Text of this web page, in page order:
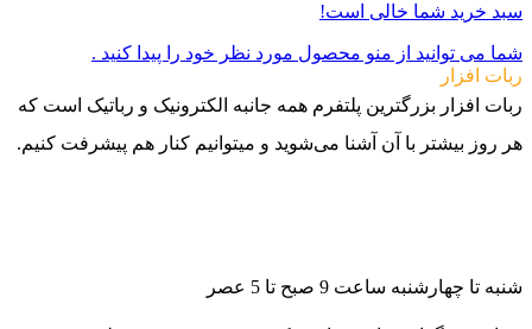
سبد خرید شما خالی است!
شما می توانید از منو محصول مورد نظر خود را پیدا کنید .
ربات افزار
ربات افزار بزرگترین پلتفرم همه جانبه الکترونیک و رباتیک است که
هر روز بیشتر با آن آشنا می‌شوید و میتوانیم کنار هم پیشرفت کنیم.
شنبه تا چهارشنبه ساعت 9 صبح تا 5 عصر